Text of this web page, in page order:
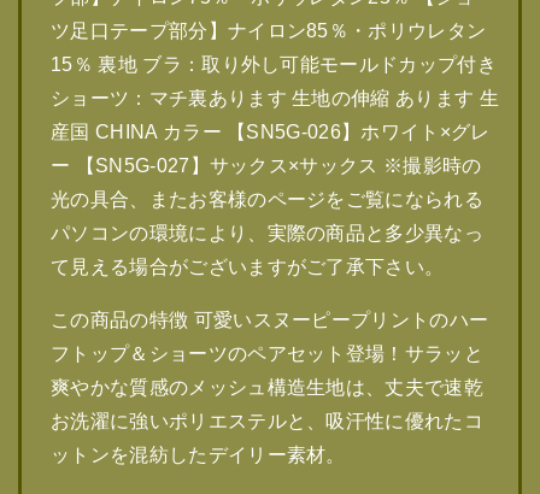
ツ足口テープ部分】ナイロン85％・ポリウレタン
15％ 裏地 ブラ：取り外し可能モールドカップ付き
ショーツ：マチ裏あります 生地の伸縮 あります 生
産国 CHINA カラー 【SN5G-026】ホワイト×グレ
ー 【SN5G-027】サックス×サックス ※撮影時の
光の具合、またお客様のページをご覧になられる
パソコンの環境により、実際の商品と多少異なっ
て見える場合がございますがご了承下さい。
この商品の特徴 可愛いスヌーピープリントのハー
フトップ＆ショーツのペアセット登場！サラッと
爽やかな質感のメッシュ構造生地は、丈夫で速乾
お洗濯に強いポリエステルと、吸汗性に優れたコ
ットンを混紡したデイリー素材。